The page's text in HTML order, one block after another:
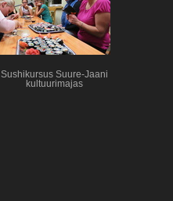
Sushikursus Suure-Jaani
kultuurimajas